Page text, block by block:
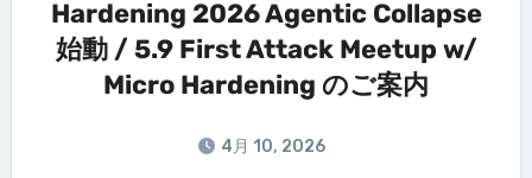
Hardening 2026 Agentic Collapse
始動 / 5.9 First Attack Meetup w/
Micro Hardening のご案内
4月 10, 2026